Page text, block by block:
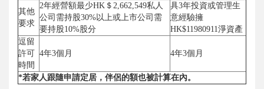
其他
要求
2年經營額最少HK＄2,662,549私人
公司需持股30%以上或上市公司需
要持股10%股分
具3年投資或管理生
意經驗擁
HK$11980911淨資產
逗留
許可
時間
4年3個月 4年3個月
*若家人跟隨申請定居，伴侶的額也被計算在內。